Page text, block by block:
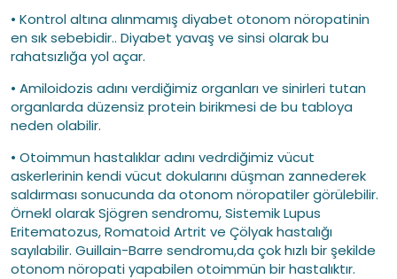
• Kontrol altına alınmamış diyabet otonom nöropatinin
en sık sebebidir.. Diyabet yavaş ve sinsi olarak bu
rahatsızlığa yol açar.
• Amiloidozis adını verdiğimiz organları ve sinirleri tutan
organlarda düzensiz protein birikmesi de bu tabloya
neden olabilir.
• Otoimmun hastalıklar adını vedrdiğimiz vücut
askerlerinin kendi vücut dokularını düşman zannederek
saldırması sonucunda da otonom nöropatiler görülebilir.
Örnekl olarak Sjögren sendromu, Sistemik Lupus
Eritematozus, Romatoid Artrit ve Çölyak hastalığı
sayılabilir. Guillain-Barre sendromu,da çok hızlı bir şekilde
otonom nöropati yapabilen otoimmün bir hastalıktır.